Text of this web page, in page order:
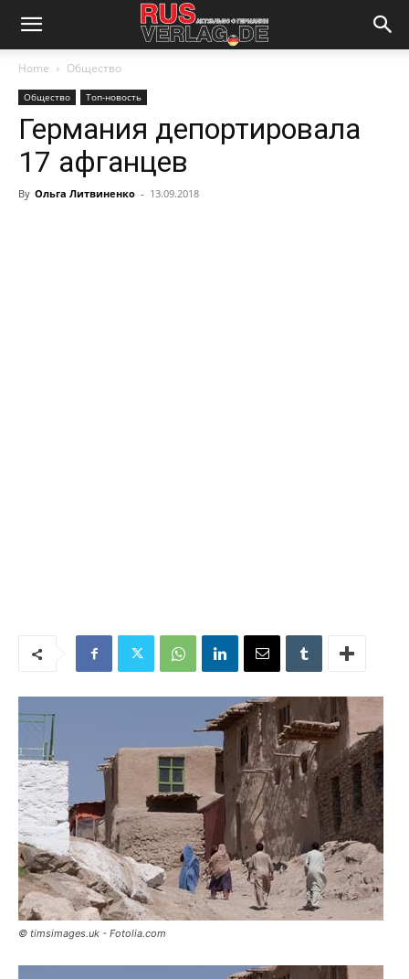
Home Общество
Общество Топ-новость
Германия депортировала
17 афганцев
By Ольга Литвиненко - 13.09.2018
© timsimages.uk - Fotolia.com